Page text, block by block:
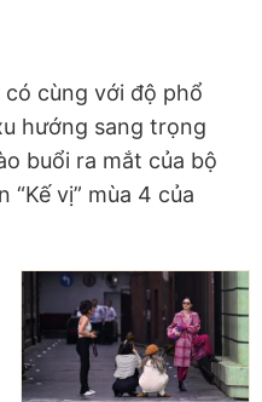
cùng với độ phổ
hướng sang trọng
buổi ra mắt của bộ
vị” mùa 4 của